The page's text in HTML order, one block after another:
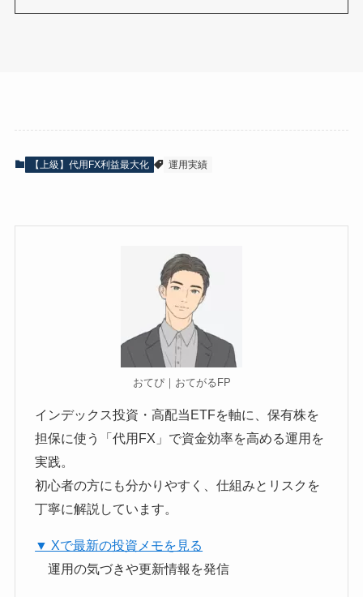
【上級】代用FX利益最大化 運用実績
おてぴ｜おてがるFP
インデックス投資・高配当ETFを軸に、保有株を
担保に使う「代用FX」で資金効率を高める運用を
実践。
初心者の方にも分かりやすく、仕組みとリスクを
丁寧に解説しています。
▼ Xで最新の投資メモを見る
運用の気づきや更新情報を発信